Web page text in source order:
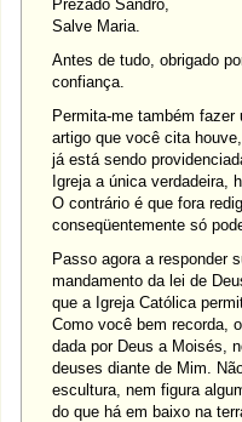
Prezado Sandro,
Salve Maria.
Antes de tudo, obrigado
confiança.
Permita-me também
artigo que você cita
já está sendo
Igreja a única verdadeira,
O contrário é que fora
conseqüentemente só
Passo agora a responder
mandamento da lei de
que a Igreja Católica
Como você bem recorda,
dada por Deus a Moisés,
deuses diante de Mim.
escultura, nem figura
do que há em baixo na